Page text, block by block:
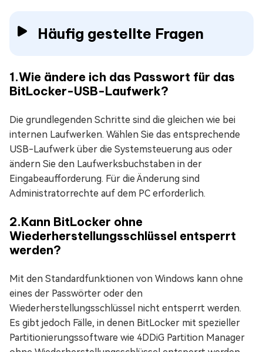
Häufig gestellte Fragen
1.Wie ändere ich das Passwort für das
BitLocker-USB-Laufwerk?
Die grundlegenden Schritte sind die gleichen wie bei
internen Laufwerken. Wählen Sie das entsprechende
USB-Laufwerk über die Systemsteuerung aus oder
ändern Sie den Laufwerksbuchstaben in der
Eingabeaufforderung. Für die Änderung sind
Administratorrechte auf dem PC erforderlich.
2.Kann BitLocker ohne
Wiederherstellungsschlüssel entsperrt
werden?
Mit den Standardfunktionen von Windows kann ohne
eines der Passwörter oder den
Wiederherstellungsschlüssel nicht entsperrt werden.
Es gibt jedoch Fälle, in denen BitLocker mit spezieller
Partitionierungssoftware wie 4DDiG Partition Manager